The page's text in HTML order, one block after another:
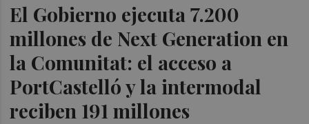
El Gobierno ejecuta 7.200
millones de Next Generation en
la Comunitat: el acceso a
PortCastelló y la intermodal
reciben 191 millones